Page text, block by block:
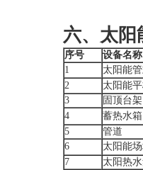
六、太阳
序号
设备名称
1
太阳能
2
太阳能
3
固顶台
4
蓄热水
5
管道
6
太阳能
7
太阳热